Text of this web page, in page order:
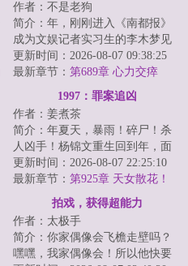
作者：不是老狗
简介：年，刚刚进入《南都报》
成为文娱记者实习生的李木梦见
了未来的自己，对方说出了一组
彩票号码。第二...
更新时间：2026-08-07 09:38:25
最新章节： 第689章 心力交瘁
1997：罪案追凶
作者：姜煮茶
简介：年夏天，暴雨！碎尸！杀
人凶手！杨锦文重生回到年，面
对二十几年前这场暴雨，芦苇荡
的女性碎尸，他...
更新时间：2026-08-07 22:25:10
最新章节： 第925章 天女散花！
拍戏，获得超能力
作者：太极手
简介：你家偶像会飞檐走壁吗？
嘿嘿，我家偶像会！所以他快要